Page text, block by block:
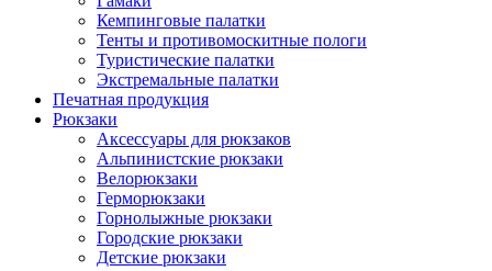
Кемпинговые палатки
Тенты и противомоскитные пологи
Туристические палатки
Экстремальные палатки
Печатная продукция
Рюкзаки
Аксессуары для рюкзаков
Альпинистские рюкзаки
Велорюкзаки
Герморюкзаки
Горнолыжные рюкзаки
Городские рюкзаки
Детские рюкзаки